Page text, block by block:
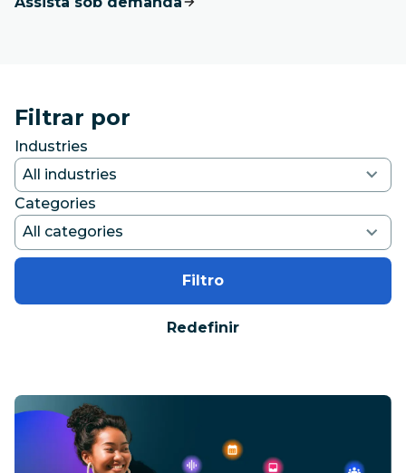
Filtrar por
Industries
Categories
Filtro
Redefinir